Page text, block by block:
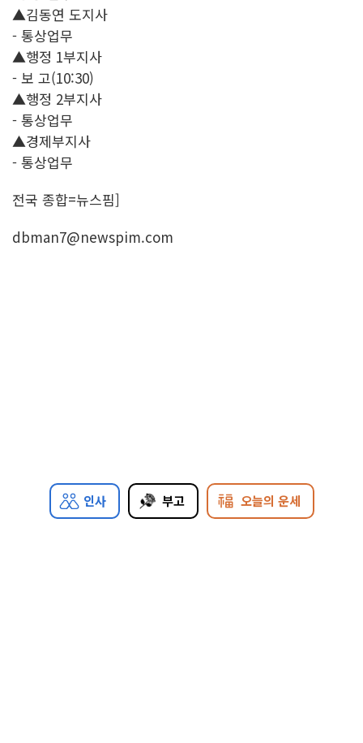
▲김동연 도지사
- 통상업무
▲행정 1부지사
- 보 고(10:30)
▲행정 2부지사
- 통상업무
▲경제부지사
- 통상업무
전국 종합=뉴스핌]
dbman7@newspim.com
인사 부고 오늘의 운세